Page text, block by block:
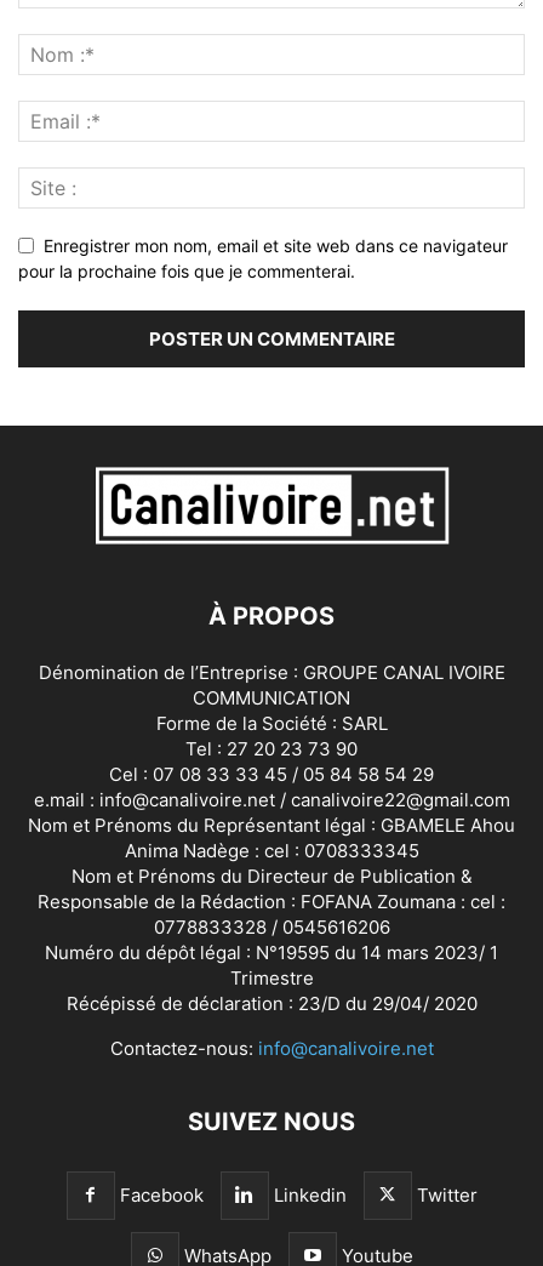
Enregistrer mon nom, email et site web dans ce navigateur
pour la prochaine fois que je commenterai.
À PROPOS
Dénomination de l’Entreprise : GROUPE CANAL IVOIRE
COMMUNICATION
Forme de la Société : SARL
Tel : 27 20 23 73 90
Cel : 07 08 33 33 45 / 05 84 58 54 29
e.mail : info@canalivoire.net / canalivoire22@gmail.com
Nom et Prénoms du Représentant légal : GBAMELE Ahou
Anima Nadège : cel : 0708333345
Nom et Prénoms du Directeur de Publication &
Responsable de la Rédaction : FOFANA Zoumana : cel :
0778833328 / 0545616206
Numéro du dépôt légal : N°19595 du 14 mars 2023/ 1
Trimestre
Récépissé de déclaration : 23/D du 29/04/ 2020
Contactez-nous: info@canalivoire.net
SUIVEZ NOUS
Facebook Linkedin Twitter
WhatsApp Youtube